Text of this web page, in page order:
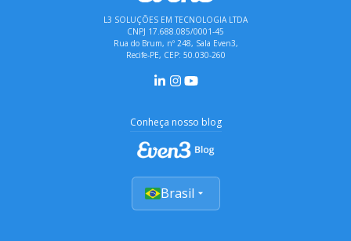
L3 SOLUÇÕES EM TECNOLOGIA LTDA
CNPJ 17.688.085/0001-45
Rua do Brum, nº 248, Sala Even3,
Recife-PE, CEP: 50.030-260
Conheça nosso blog
Brasil